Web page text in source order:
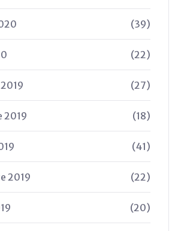
(39)
(22)
(27)
2019 (18)
(41)
2019 (22)
(20)